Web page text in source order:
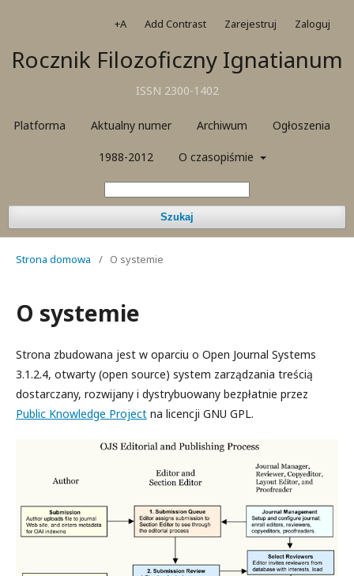
Rocznik Filozoficzny Ignatianum
ISSN 2300-1402
Platforma Aktualny numer Archiwum Ogłoszenia
1988-2012 O czasopiśmie
Szukaj
+A Add Contrast Zarejestruj Zaloguj
Strona domowa / O systemie
O systemie
Strona zbudowana jest w oparciu o Open Journal Systems
3.1.2.4, otwarty (open source) system zarządzania treścią
dostarczany, rozwijany i dystrybuowany bezpłatnie przez
Public Knowledge Project na licencji GNU GPL.